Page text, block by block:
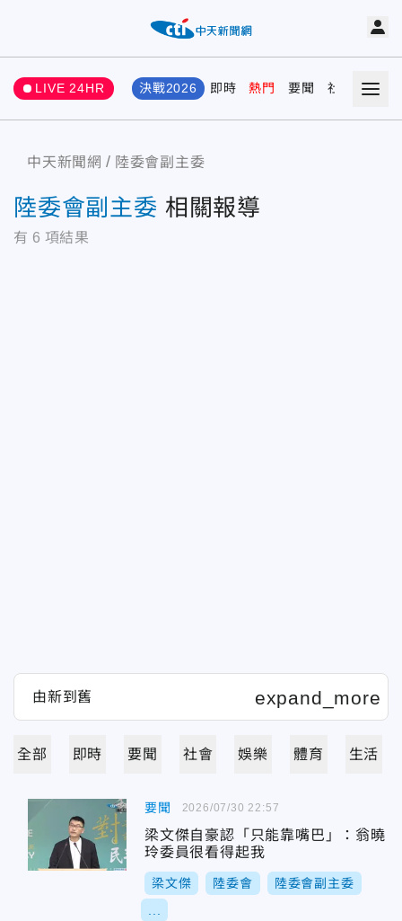
LIVE 24HR 決戰2026 即時 熱門 要聞 社會 娛樂
中天新聞網 陸委會副主委
陸委會副主委 相關報導
有 6 項結果
全部 即時 要聞 社會 娛樂 體育 生活
要聞
梁文傑自豪認「只能靠嘴巴」：翁曉
玲委員很看得起我
梁文傑 陸委會 陸委會副主委
2026/07/30 22:57